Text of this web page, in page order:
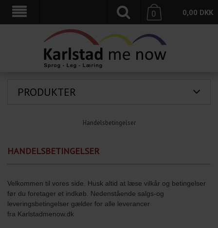
0,00 DKK
0
PRODUKTER
Handelsbetingelser
HANDELSBETINGELSER
Velkommen til vores side. Husk altid at læse vilkår og betingelser
før du foretager et indkøb. Nedenstående salgs-og
leveringsbetingelser gælder for alle leverancer
fra Karlstadmenow.dk